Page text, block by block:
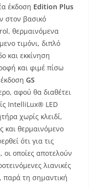
έκδοση Edition Plus
στον βασικό
θερμαινόμενα
τιμόνι, διπλό
και εκκίνηση
και φιμέ πίσω
GS
αφού θα διαθέτει
IntelliLux® LED
χωρίς κλειδί,
και θερμαινόμενο
ότι για τις
οποίες αποτελούν
λιανικές
παρά τη σημαντική